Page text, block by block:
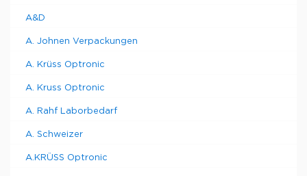
A&D
A. Johnen Verpackungen
A. Krüss Optronic
A. Kruss Optronic
A. Rahf Laborbedarf
A. Schweizer
A.KRÜSS Optronic